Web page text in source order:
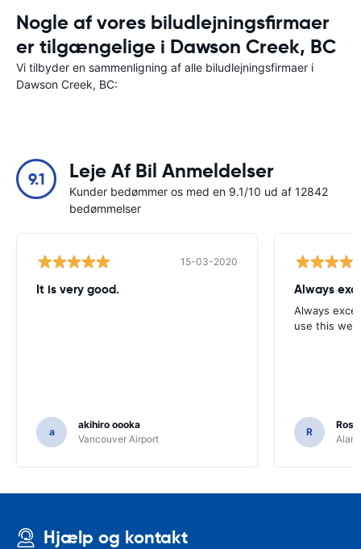
Nogle af vores biludlejningsfirmaer
er tilgængelige i Dawson Creek, BC
Vi tilbyder en sammenligning af alle biludlejningsfirmaer i
Dawson Creek, BC:
9.1 Leje Af Bil Anmeldelser
Kunder bedømmer os med en 9.1/10 ud af 12842
bedømmelser
15-03-2020
It is very good.
a
akihiro oooka
Vancouver Airport
Always
Always
use this
R
Hjælp og kontakt